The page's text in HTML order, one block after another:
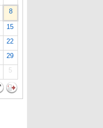
8
15
22
29
5